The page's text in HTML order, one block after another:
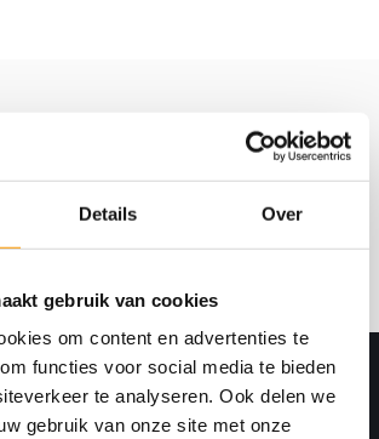
Details Over
gebruik van cookies
om content en advertenties te
functies voor social media te bieden
te analyseren. Ook delen we
gebruik van onze site met onze
hier in voor onze nieuwsbrief
onze nieuwste aanbiedingen en
Abonneer